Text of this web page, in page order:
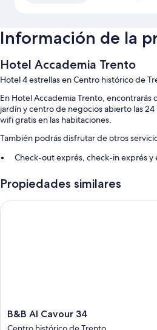
Información de la
Hotel Accademia Trento
Hotel 4 estrellas en Centro histórico de
En Hotel Accademia Trento,
jardín y centro de negocios abierto las
wifi gratis en las habitaciones.
También podrás disfrutar de otros
Check-out exprés, check-in exprés y
Recepción disponible las 24 horas,
No se permite fumar en la
Baños con regaderas tipo lluvia y
Propiedades similares
B&B
Al
B&B Al Cavour 34
B&B Al Cavour 34